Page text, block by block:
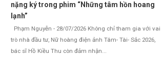
nặng ký trong phim “Những tâm hồn hoang
lạnh”
Phạm Nguyễn - 28/07/2026 Không chỉ tham gia với vai
trò nhà đầu tư, Nữ hoàng điện ảnh Tâm- Tài- Sắc 2026,
bác sĩ Hồ Kiều Thu còn đảm nhận...